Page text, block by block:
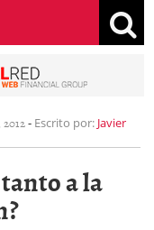
- Escrito por: Javier
a la